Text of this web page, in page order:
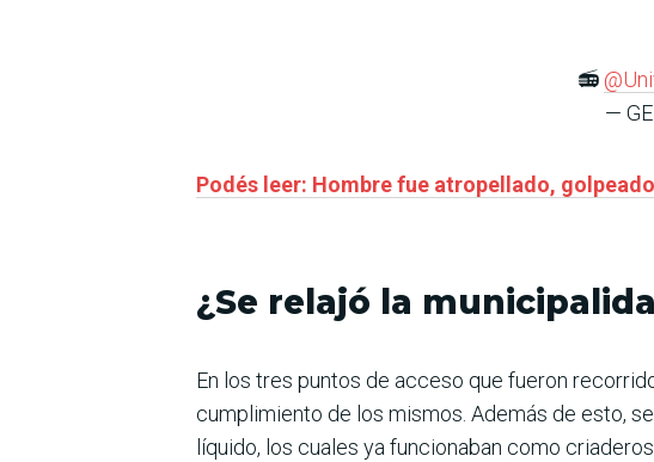
📻
—
Podés leer: Hombre fue atropellado,
¿Se relajó la
En los tres puntos de acceso que fueron
cumplimiento de los mismos. Además de esto,
líquido, los cuales ya funcionaban como